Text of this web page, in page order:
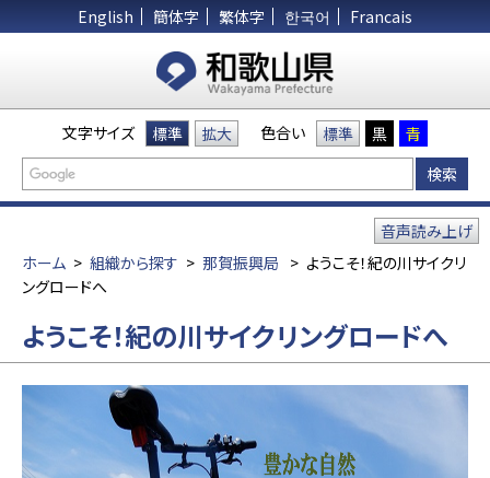
English 簡体字 繁体字 한국어 Francais
文字サイズ 標準 拡大 色合い 標準 黒 青
ホーム > 組織から探す > 那賀振興局 > ようこそ！紀の川サイクリ
ングロードへ
音声読み上げ
ようこそ！紀の川サイクリングロードへ